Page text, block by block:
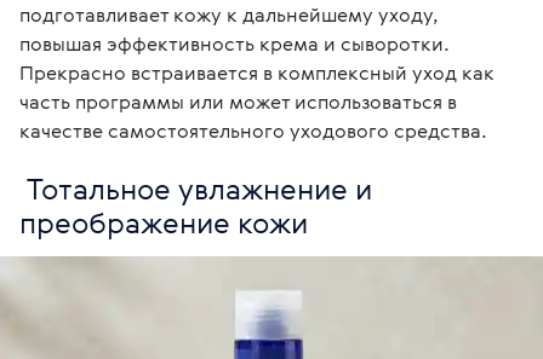
подготавливает кожу к дальнейшему уходу,
повышая эффективность крема и сыворотки.
Прекрасно встраивается в комплексный уход как
часть программы или может использоваться в
качестве самостоятельного уходового средства.
преображение кожи